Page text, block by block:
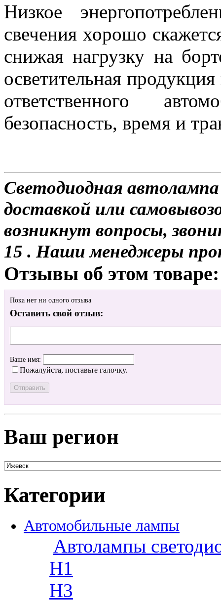
Низкое
свечения хорошо
снижая нагрузку на
осветительная
ответственного
безопасность, время и
Светодиодная
доставкой или
возникнут вопросы,
15 . Наши менеджеры
Отзывы об этом товаре:
Пока нет ни одного отзыва
Оставить свой отзыв:
Ваше имя:
Пожалуйста, поставьте галочку.
Ваш регион
Категории
Автомобильные лампы
Автолампы
H1
H3